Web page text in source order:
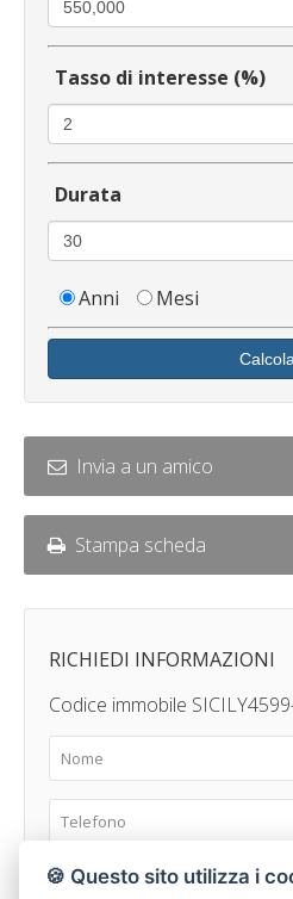
Tasso di interesse (%)
Durata
Anni Mesi
Calcola
Invia a un amico
Stampa scheda
RICHIEDI INFORMAZIONI
Codice immobile
🍪 Questo sito utilizza i